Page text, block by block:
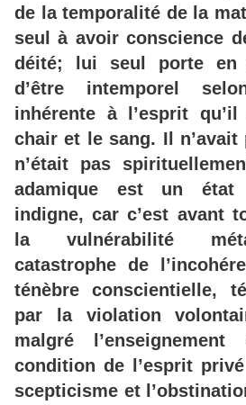
de la temporalité de la
seul à avoir conscience
déité; lui seul porte en
d’être intemporel
inhérente à l’esprit
chair et le sang. Il n’avait
n’était pas
adamique est un état
indigne, car c’est avant
la vulnérabilité
catastrophe de
ténèbre conscientielle,
par la violation
malgré
condition de l’esprit
scepticisme et